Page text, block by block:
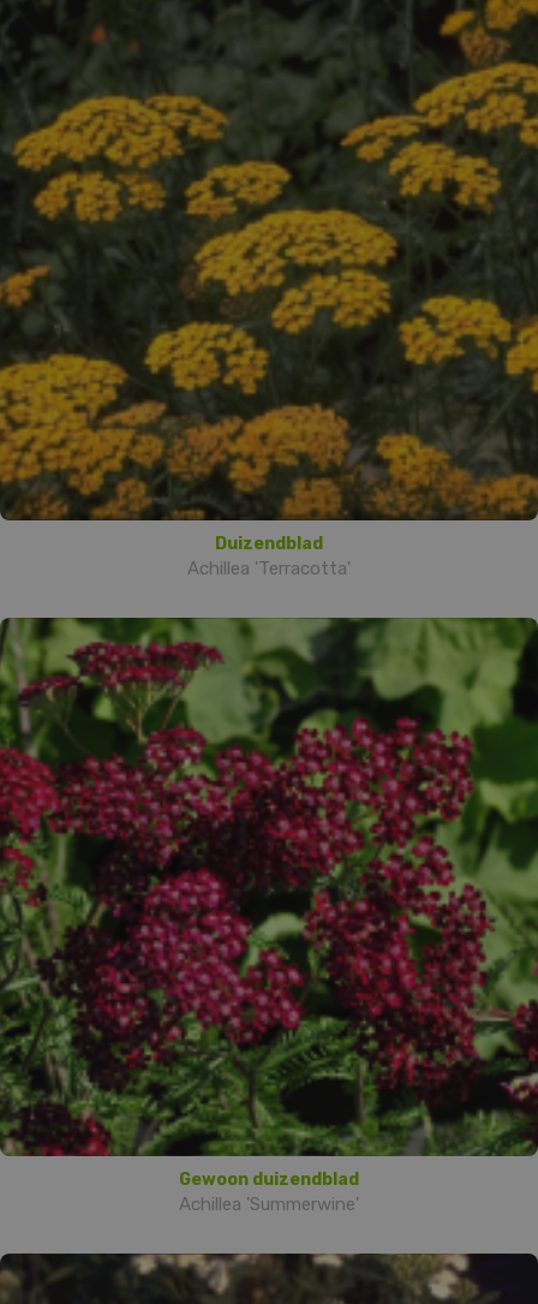
Duizendblad
Achillea 'Terracotta'
Gewoon duizendblad
Achillea 'Summerwine'